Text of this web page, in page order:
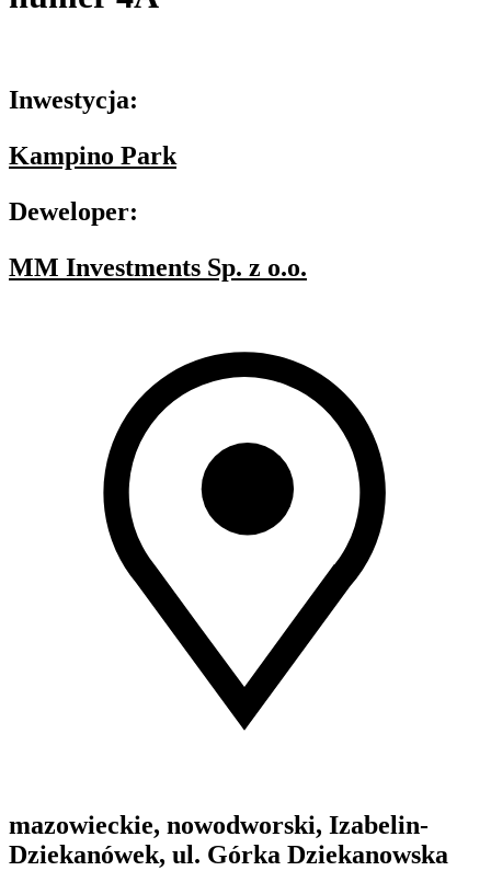
Inwestycja:
Kampino Park
Deweloper:
MM Investments Sp. z o.o.
mazowieckie, nowodworski, Izabelin-
Dziekanówek, ul. Górka Dziekanowska